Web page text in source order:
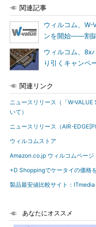
関連記事
ウィルコム、W-
ンを開始――割
ウィルコム、8x
り引くキャンペ
関連リンク
ニュースリリース（「W-
いて）
ニュースリリース（AIR-
ウィルコムストア
Amazon.co.jp ウィルコムページ
+D Shoppingでケータイの価格
製品最安値比較サイト：
あなたにオススメ